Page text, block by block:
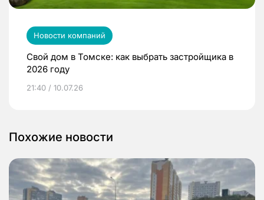
Новости компаний
Свой дом в Томске: как выбрать застройщика в
2026 году
21:40 / 10.07.26
Похожие новости